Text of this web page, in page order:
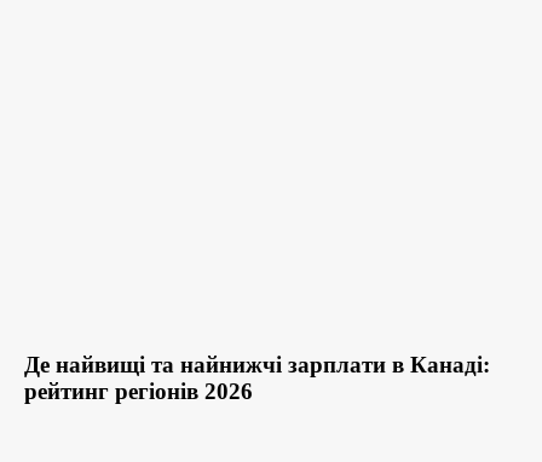
Де найвищі та найнижчі зарплати в Канаді:
рейтинг регіонів 2026